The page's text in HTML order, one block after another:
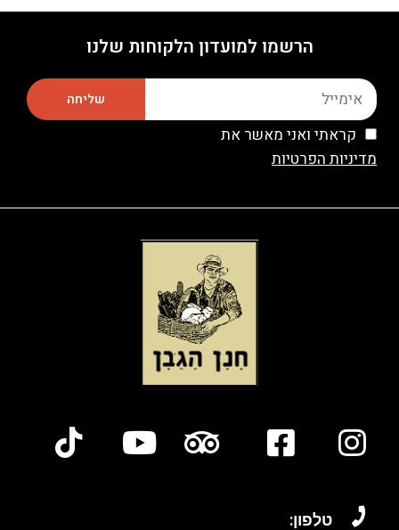
הרשמו למועדון הלקוחות שלנו
קראתי ואני מאשר את
מדיניות הפרטיות
שליחה
טלפון: